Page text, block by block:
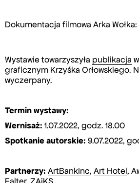
Dokumentacja filmowa Arka Wołka:
Wystawie towarzyszyła publikacja
graficznym Krzyśka Orłowskiego.
wyczerpany.
Termin wystawy:
Wernisaż: 1.07.2022, godz. 18.00
Spotkanie autorskie: 9.07.2022,
Partnerzy: ArtBankInc, Art Hotel,